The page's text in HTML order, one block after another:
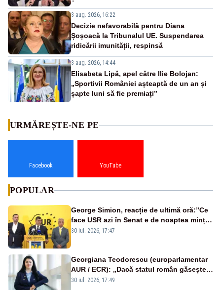
3 aug. 2026, 16:22
Decizie nefavorabilă pentru Diana
Șoșoacă la Tribunalul UE. Suspendarea
ridicării imunității, respinsă
3 aug. 2026, 14:44
Elisabeta Lipă, apel către Ilie Bolojan:
„Sportivii României așteaptă de un an și
șapte luni să fie premiați”
URMĂREȘTE-NE PE
Facebook YouTube
POPULAR
George Simion, reacție de ultimă oră:”Ce
face USR azi în Senat e de noaptea minții”
-VIDEO
30 iul. 2026, 17:47
Georgiana Teodorescu (europarlamentar
AUR / ECR): „Dacă statul român găsește
bani pentru Ucraina, ar trebui să
30 iul. 2026, 17:49